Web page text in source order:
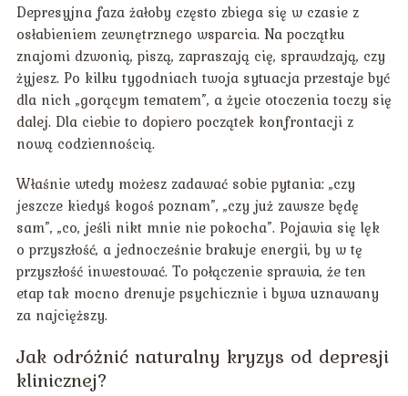
Depresyjna faza żałoby często zbiega się w czasie z
osłabieniem zewnętrznego wsparcia. Na początku
znajomi dzwonią, piszą, zapraszają cię, sprawdzają, czy
żyjesz. Po kilku tygodniach twoja sytuacja przestaje być
dla nich „gorącym tematem”, a życie otoczenia toczy się
dalej. Dla ciebie to dopiero początek konfrontacji z
nową codziennością.
Właśnie wtedy możesz zadawać sobie pytania: „czy
jeszcze kiedyś kogoś poznam”, „czy już zawsze będę
sam”, „co, jeśli nikt mnie nie pokocha”. Pojawia się lęk
o przyszłość, a jednocześnie brakuje energii, by w tę
przyszłość inwestować. To połączenie sprawia, że ten
etap tak mocno drenuje psychicznie i bywa uznawany
za najcięższy.
Jak odróżnić naturalny kryzys od depresji
klinicznej?